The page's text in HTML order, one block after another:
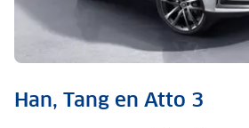
Han, Tang en Atto 3